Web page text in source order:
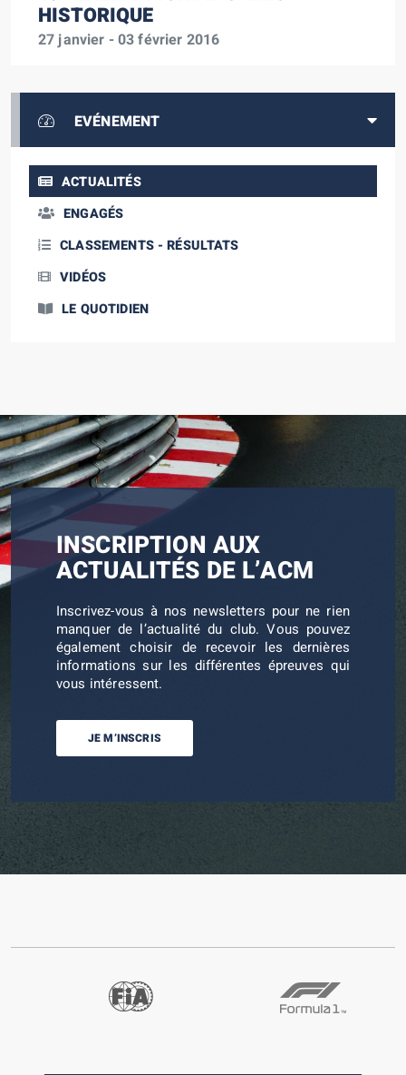
HISTORIQUE
27 janvier - 03 février 2016
EVÉNEMENT
ACTUALITÉS
ENGAGÉS
CLASSEMENTS - RÉSULTATS
VIDÉOS
LE QUOTIDIEN
INSCRIPTION AUX
ACTUALITÉS DE L’ACM
Inscrivez-vous à nos newsletters pour ne rien
manquer de l’actualité du club. Vous pouvez
également choisir de recevoir les dernières
informations sur les différentes épreuves qui
vous intéressent.
JE M’INSCRIS